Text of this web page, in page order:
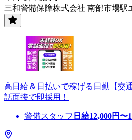
三和警備保障株式会社 南部市場駅
高日給＆日払いで稼げる日勤【交
話面接で即採用！
警備スタッフ 日給12,000円〜